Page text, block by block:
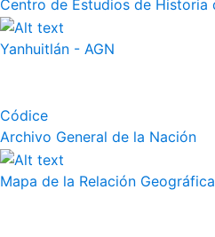
Centro de Estudios de Historia
Yanhuitlán - AGN
Códice
Archivo General de la Nación
Mapa de la Relación